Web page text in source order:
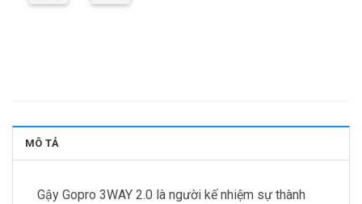
MÔ TẢ
Gậy Gopro 3WAY 2.0 là người kế nhiệm sự thành